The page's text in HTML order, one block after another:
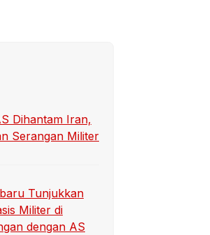
Dihantam Iran,
Serangan Militer
Tunjukkan
Militer di
dengan AS